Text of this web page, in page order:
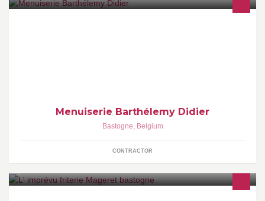
Menuiserie Barthélemy Didier
Bastogne, Belgium
CONTRACTOR